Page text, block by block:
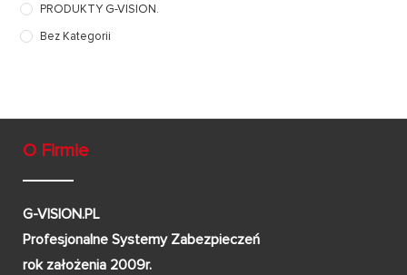
PRODUKTY G-VISION.
Bez Kategorii
O Firmie
G-VISION.PL
Profesjonalne Systemy Zabezpieczeń
rok założenia 2009r.